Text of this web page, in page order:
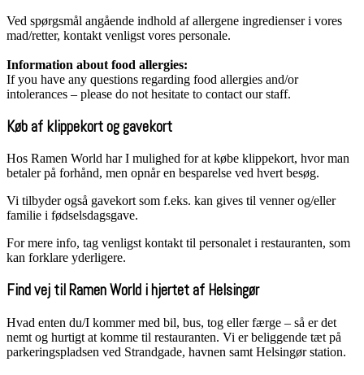
Ved spørgsmål angående indhold af allergene ingredienser i vores
mad/retter, kontakt venligst vores personale.
Information about food allergies:
If you have any questions regarding food allergies and/or
intolerances – please do not hesitate to contact our staff.
Køb af klippekort og gavekort
Hos Ramen World har I mulighed for at købe klippekort, hvor man
betaler på forhånd, men opnår en besparelse ved hvert besøg.
Vi tilbyder også gavekort som f.eks. kan gives til venner og/eller
familie i fødselsdagsgave.
For mere info, tag venligst kontakt til personalet i restauranten, som
kan forklare yderligere.
Find vej til Ramen World i hjertet af Helsingør
Hvad enten du/I kommer med bil, bus, tog eller færge – så er det
nemt og hurtigt at komme til restauranten. Vi er beliggende tæt på
parkeringspladsen ved Strandgade, havnen samt Helsingør station.